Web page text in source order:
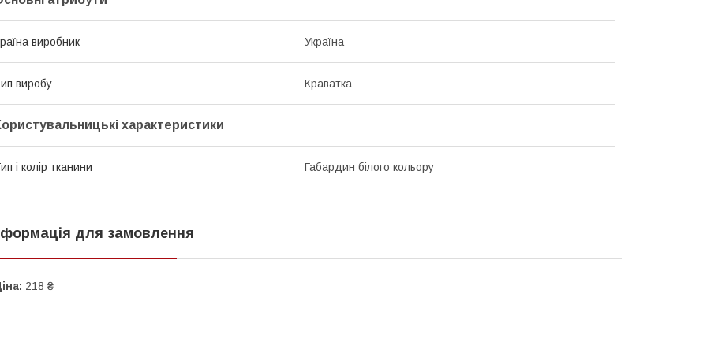
виробник Україна
виробу Краватка
характеристики
і колір тканини Габардин білого кольору
для замовлення
218 ₴